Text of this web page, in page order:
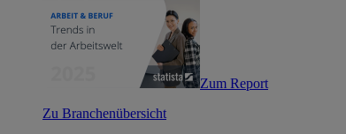
Zum Report
Zu Branchenübersicht